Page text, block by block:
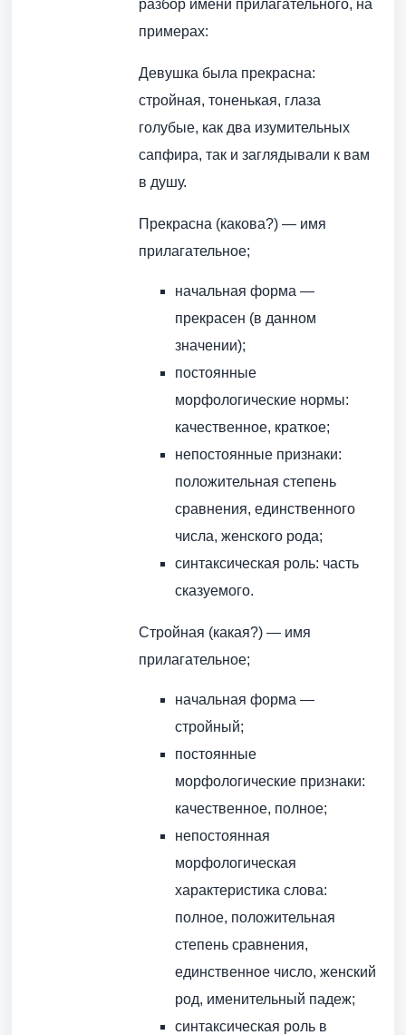
разбор имени прилагательного, на
примерах:
Девушка была прекрасна:
стройная, тоненькая, глаза
голубые, как два изумительных
сапфира, так и заглядывали к вам
в душу.
Прекрасна (какова?) — имя
прилагательное;
начальная форма —
прекрасен (в данном
значении);
постоянные
морфологические нормы:
качественное, краткое;
непостоянные признаки:
положительная степень
сравнения, единственного
числа, женского рода;
синтаксическая роль: часть
сказуемого.
Стройная (какая?) — имя
прилагательное;
начальная форма —
стройный;
постоянные
морфологические признаки:
качественное, полное;
непостоянная
морфологическая
характеристика слова:
полное, положительная
степень сравнения,
единственное число, женский
род, именительный падеж;
синтаксическая роль в